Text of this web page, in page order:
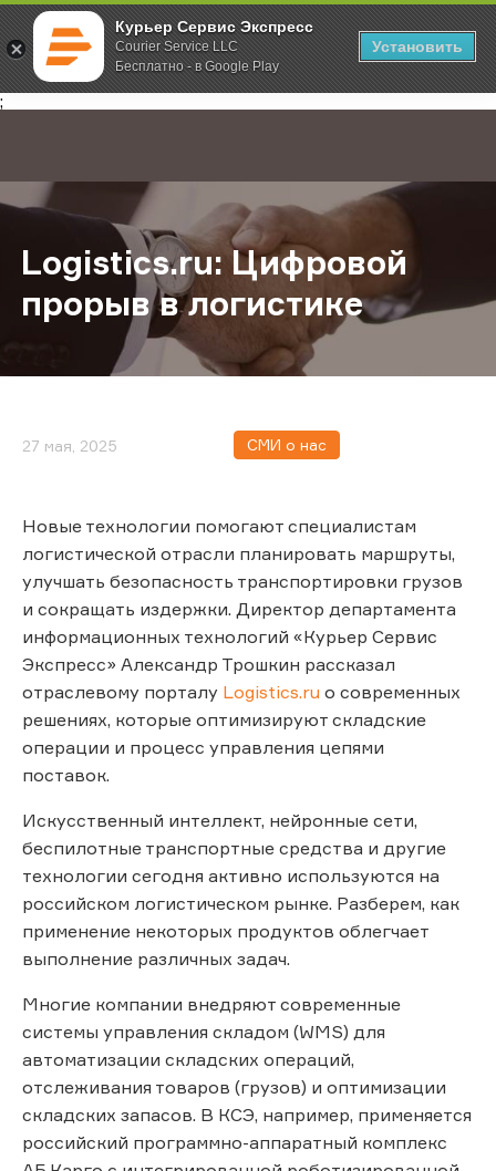
Курьер Сервис Экспресс
Courier Service LLC
Бесплатно - в Google Play
Установить
;
Главная О компании Новости Logistics.ru: Цифровой прорыв в
Logistics.ru: Цифровой
прорыв в логистике
27 мая, 2025 СМИ о нас
Новые технологии помогают специалистам
логистической отрасли планировать маршруты,
улучшать безопасность транспортировки грузов
и сокращать издержки. Директор департамента
информационных технологий «Курьер Сервис
Экспресс» Александр Трошкин рассказал
отраслевому порталу Logistics.ru о современных
решениях, которые оптимизируют складские
операции и процесс управления цепями
поставок.
Искусственный интеллект, нейронные сети,
беспилотные транспортные средства и другие
технологии сегодня активно используются на
российском логистическом рынке. Разберем, как
применение некоторых продуктов облегчает
выполнение различных задач.
Многие компании внедряют современные
системы управления складом (WMS) для
автоматизации складских операций,
отслеживания товаров (грузов) и оптимизации
складских запасов. В КСЭ, например, применяется
российский программно-аппаратный комплекс